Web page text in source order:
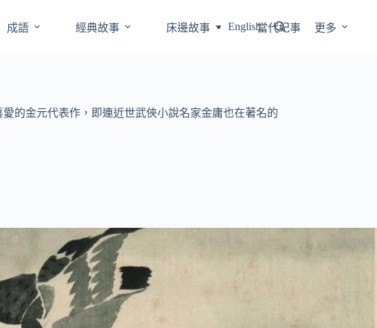
成語 經典故事 床邊故事 當代紀事 更多
English
的金元代表作，即連近世武俠小說名家金庸也在著名的